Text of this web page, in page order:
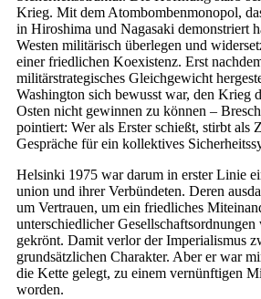
Krieg. Mit dem Atombombenmonopol,
in Hiroshima und Nagasaki demonstriert
Westen militärisch überlegen und
einer friedlichen Koexistenz. Erst
militärstrategisches Gleichgewicht
Washington sich bewusst war, den Krieg
Osten nicht gewinnen zu können –
pointiert: Wer als Erster schießt, stirbt als
Gespräche für ein kollektives
Helsinki 1975 war darum in erster Linie
union und ihrer Verbündeten. Deren
um Vertrauen, um ein friedliches
unterschiedlicher
gekrönt. Damit verlor der Imperialismus
grundsätzlichen Charakter. Aber er war
die Kette gelegt, zu einem vernünftigen
worden.